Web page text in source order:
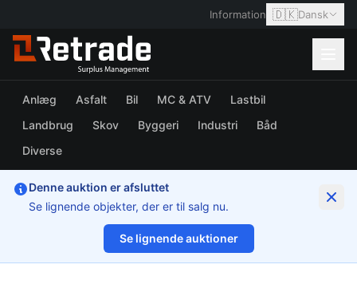
Information 🇩🇰Dansk
Anlæg Asfalt Bil MC & ATV
Lastbil
Landbrug
Skov Byggeri Industri
Båd
Diverse
Denne auktion er afsluttet
Se lignende objekter, der er til salg nu.
Se lignende auktioner
1/4